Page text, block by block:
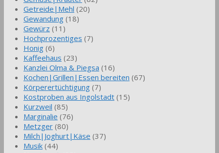
Getreide|Mehl (20)
Gewandung (18)
Gewürz (11)
Hochprozentiges (7)
Honig (6)
Kaffeehaus (23)
Kanzlei Olma & Piegsa (16)
Kochen|Grillen|Essen bereiten (67)
Körperertüchtigung (7)
Kostproben aus Ingolstadt (15)
Kurzweil (85)
Marginalie (76)
Metzger (80)
Milch|Joghurt|Käse (37)
Musik (44)